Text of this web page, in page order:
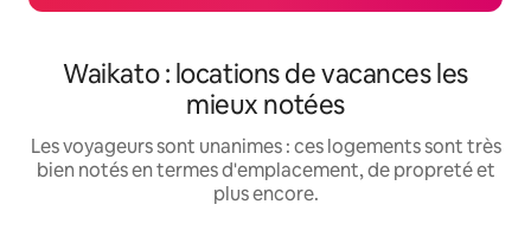
Waikato : locations de vacances les
mieux notées
Les voyageurs sont unanimes : ces logements sont très
bien notés en termes d'emplacement, de propreté et
plus encore.